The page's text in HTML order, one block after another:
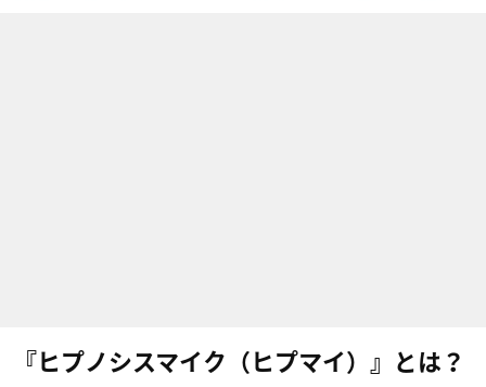
『ヒプノシスマイク（ヒプマイ）』とは？